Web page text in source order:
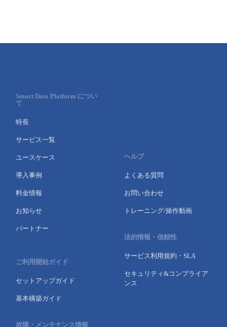
Smart Data Platform につい
て
特長
サービス一覧
ユースケース
導入事例
料金情報
お知らせ
パートナー
ご利用開始ガイド
セットアップガイド
基本構築ガイド
故障・メンテナンス情報
ヘルプ
よくある質問
お問い合わせ
トレーニング/操作動画
法的情報・信頼性
サービス利用規約・SLA
セキュリティ&コンプライア
ンス